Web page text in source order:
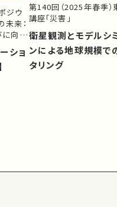
ジウ
未来：
に向け
ショ
第140回（2025年春季
講座「災害」
衛星観測とモデルシ
ンによる地球規模で
タリング